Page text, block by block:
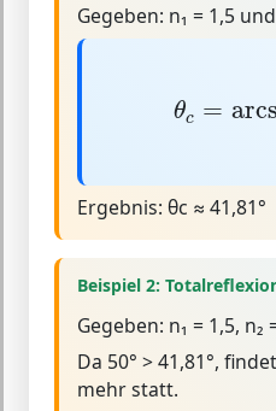
Gegeben: n₁ = 1,5
θc =
Ergebnis: θc ≈ 41,81°
Beispiel 2:
Gegeben: n₁ = 1,5, n₂
Da 50° > 41,81°,
mehr statt.